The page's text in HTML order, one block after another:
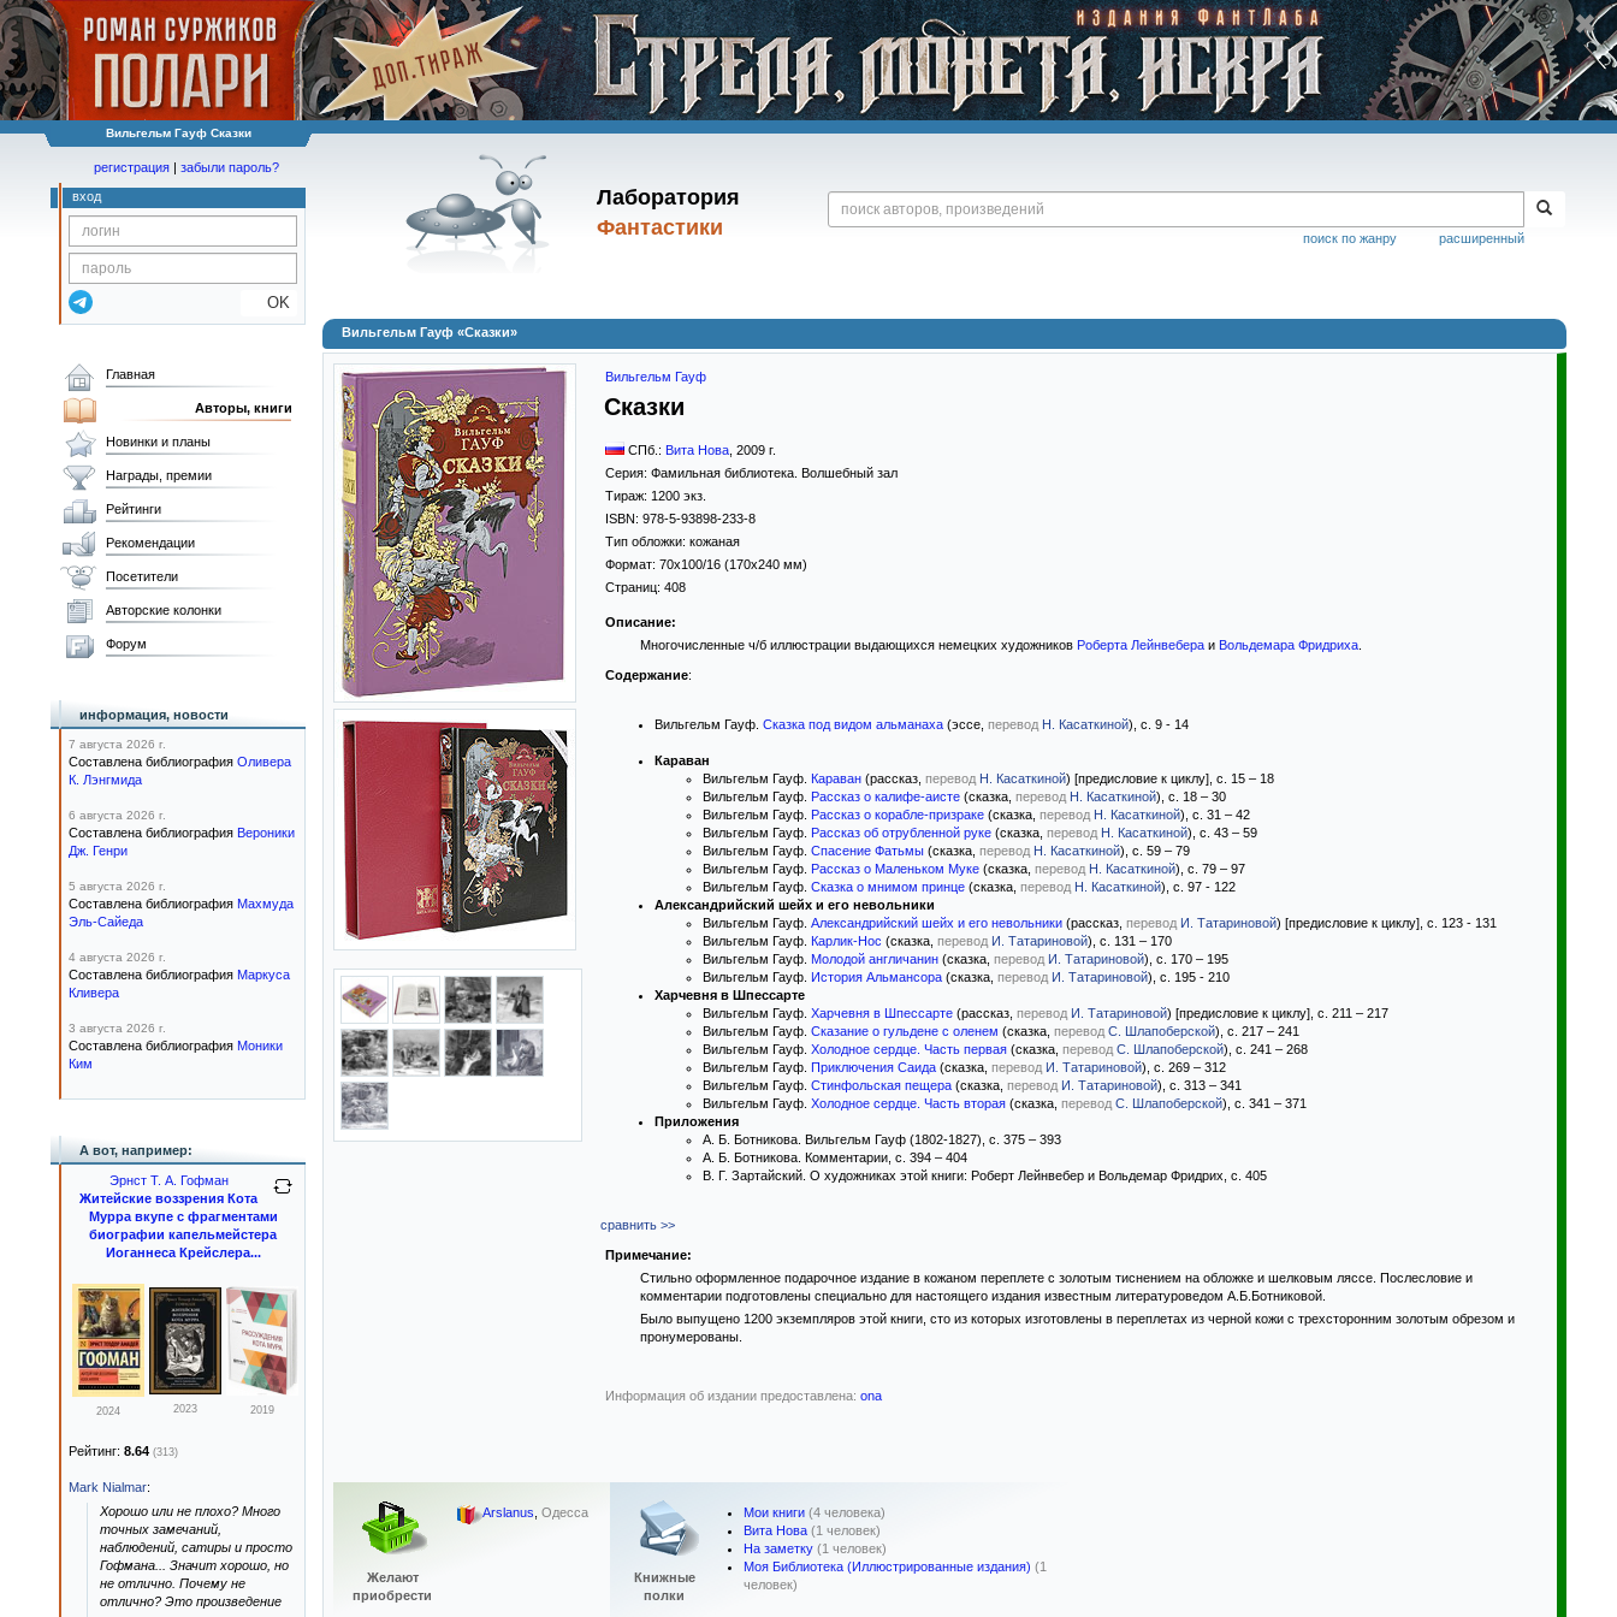
Вильгельм Гауф Сказки
Лаборатория
Фантастики
расширенный
поиск по жанру
регистрация | забыли пароль?
вход
OK
Вильгельм Гауф «Сказки»
Вильгельм Гауф
Сказки
СПб.: Вита Нова 2009 г.
Серия: Фамильная библиотека. Волшебный зал
Тираж: 1200 экз.
ISBN: 978-5-93898-233-8
Тип обложки: кожаная
Формат: 70x100/16 (170x240 мм)
Страниц: 408
Описание:
Многочисленные ч/б иллюстрации выдающихся немецких художников Роберта Лейнвебераи Вольдемара Фридриха.
Содержание:
Вильгельм Гауф. Сказка под видом альманаха (эссе, перевод Н. Касаткиной), с. 9 - 14
Караван
Вильгельм Гауф. Караван (рассказ, перевод Н. Касаткиной) [предисловие к циклу], с. 15 – 18
Вильгельм Гауф. Рассказ о калифе-аисте (сказка, перевод Н. Касаткиной), с. 18 – 30
Вильгельм Гауф. Рассказ о корабле-призраке (сказка, перевод Н. Касаткиной), с. 31 – 42
Вильгельм Гауф. Рассказ об отрубленной руке (сказка, перевод Н. Касаткиной), с. 43 – 59
Вильгельм Гауф. Спасение Фатьмы (сказка, перевод Н. Касаткиной), с. 59 – 79
Вильгельм Гауф. Рассказ о Маленьком Муке (сказка, перевод Н. Касаткиной), с. 79 – 97
Вильгельм Гауф. Сказка о мнимом принце (сказка, перевод Н. Касаткиной), с. 97 - 122
Александрийский шейх и его невольники
Вильгельм Гауф. Александрийский шейх и его невольники (рассказ, перевод И. Татариновой) [предисловие к циклу], с. 123 - 131
Вильгельм Гауф. Карлик-Нос (сказка, перевод И. Татариновой), с. 131 – 170
Вильгельм Гауф. Молодой англичанин (сказка, перевод И. Татариновой), с. 170 – 195
Вильгельм Гауф. История Альмансора (сказка, перевод И. Татариновой), с. 195 - 210
Харчевня в Шпессарте
Вильгельм Гауф. Харчевня в Шпессарте (рассказ, перевод И. Татариновой) [предисловие к циклу], с. 211 – 217
Вильгельм Гауф. Сказание о гульдене с оленем (сказка, перевод С. Шлапоберской), с. 217 – 241
Вильгельм Гауф. Холодное сердце. Часть первая (сказка, перевод С. Шлапоберской), с. 241 – 268
Вильгельм Гауф. Приключения Саида (сказка, перевод И. Татариновой), с. 269 – 312
Вильгельм Гауф. Стинфольская пещера (сказка, перевод И. Татариновой), с. 313 – 341
Вильгельм Гауф. Холодное сердце. Часть вторая (сказка, перевод С. Шлапоберской), с. 341 – 371
Приложения
А. Б. Ботникова. Вильгельм Гауф (1802-1827), с. 375 – 393
А. Б. Ботникова. Комментарии, с. 394 – 404
В. Г. Зартайский. О художниках этой книги: Роберт Лейнвебер и Вольдемар Фридрих, с. 405
сравнить >>
Примечание:
Стильно оформленное подарочное издание в кожаном переплете с золотым тиснением на обложке и шелковым ляссе. Послесловие и
комментарии подготовлены специально для настоящего издания известным литературоведом А.Б.Ботниковой.
Было выпущено 1200 экземпляров этой книги, сто из которых изготовлены в переплетах из черной кожи с трехсторонним золотым обрезом и
пронумерованы.
Информация об издании предоставлена: ona
Желают
приобрести
Arslanus, Одесса
Книжные
полки
Мои книги (4 человека)
Вита Нова (1 человек)
На заметку (1 человек)
Моя Библиотека (Иллюстрированные издания) (1
человек)
Главная
Авторы, книги
Новинки и планы
Награды, премии
Рейтинги
Рекомендации
Посетители
Авторские колонки
Форум
информация, новости
7 августа 2026 г.
Составлена библиография Оливера
К. Лэнгмида
6 августа 2026 г.
Составлена библиография Вероники
Дж. Генри
5 августа 2026 г.
Составлена библиография Махмуда
Эль-Сайеда
4 августа 2026 г.
Составлена библиография Маркуса
Кливера
3 августа 2026 г.
Составлена библиография Моники
Ким
А вот, например:
Эрнст Т. А. Гофман
Житейские воззрения Кота
Мурра вкупе с фрагментами
биографии капельмейстера
Иоганнеса Крейслера...
2024 2023 2019
Рейтинг: 8.64 (313)
Mark Nialmar:
Хорошо или не плохо? Много
точных замечаний,
наблюдений, сатиры и просто
Гофмана... Значит хорошо, но
не отлично. Почему не
отлично? Это произведение